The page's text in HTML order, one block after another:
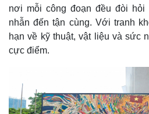
nơi mỗi công đoạn đều đòi
nhẫn đến tận cùng. Với tranh
hạn về kỹ thuật, vật liệu và sức
cực điểm.